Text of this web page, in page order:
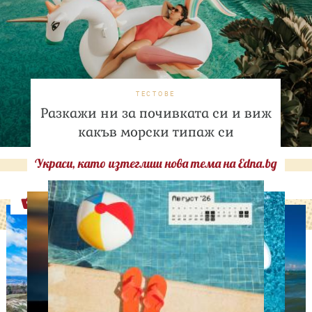
ТЕСТОВЕ
Разкажи ни за почивката си и виж
какъв морски типаж си
Украси, като изтеглиш нова тема на Edna.bg
Оферти
АСТРОЛОГИЯ
Дневен хороскоп за 7
август, петък